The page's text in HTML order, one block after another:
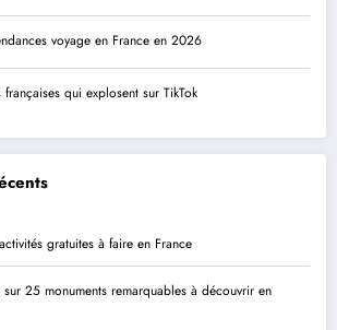
voyage en France en 2026
françaises qui explosent sur TikTok
gratuites à faire en France
sur 25 monuments remarquables à découvrir en